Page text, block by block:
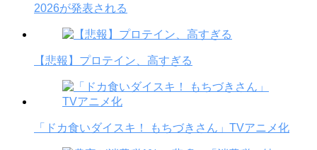
2026が発表される
【悲報】プロテイン、高すぎる
「ドカ食いダイスキ！ もちづきさん」TVアニメ化